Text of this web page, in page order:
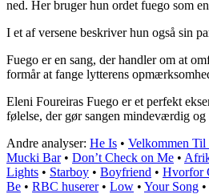
ned. Her bruger hun ordet fuego som
I et af versene beskriver hun også sin
Fuego er en sang, der handler om at
formår at fange lytterens
Eleni Foureiras Fuego er et perfekt
følelse, der gør sangen mindeværdig
Andre analyser: He Is • Velkommen Til
Mucki Bar• Don’t Check on Me •
Lights • Starboy • Boyfriend • Hvorfor
Be • RBC huserer• Low • Your Song •